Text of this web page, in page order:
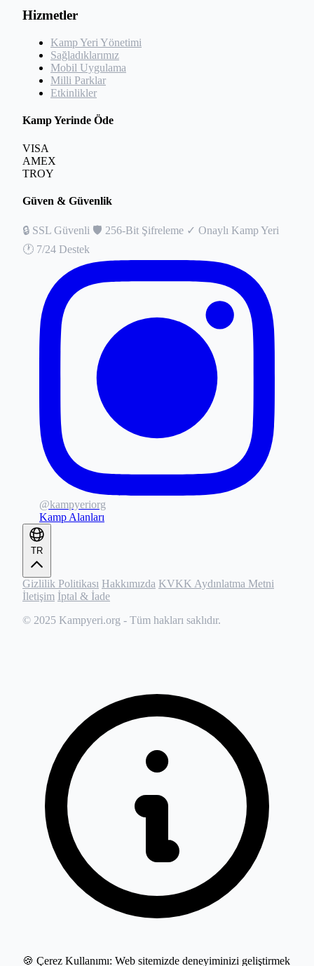
Hizmetler
Kamp Yeri Yönetimi
Sağladıklarımız
Mobil Uygulama
Milli Parklar
Etkinlikler
Kamp Yerinde Öde
VISA
AMEX
TROY
Güven & Güvenlik
🔒 SSL Güvenli 🛡️ 256-Bit Şifreleme ✓ Onaylı Kamp Yeri
🕐 7/24 Destek
@kampyeriorg
Kamp Alanları
TR
Gizlilik Politikası Hakkımızda KVKK Aydınlatma Metni
İletişim İptal & İade
© 2025 Kampyeri.org - Tüm hakları saklıdır.
🍪 Çerez Kullanımı: Web sitemizde deneyiminizi geliştirmek